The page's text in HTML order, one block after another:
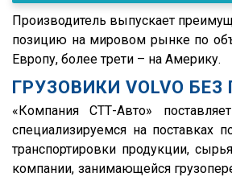
Bodex
Lamberet
GT7
Schwarte
Бецема
Bonum
Cobo
2001
2000
1999
1998
1997
1996
1995
G380
G400
G420
G440
P280
P340
Производитель выпускает
позицию на мировом рынке по
Европу, более трети – на Америку.
ГРУЗОВИКИ VOLVO
«Компания СТТ-Авто»
специализируемся на поставках
транспортировки продукции,
компании, занимающейся